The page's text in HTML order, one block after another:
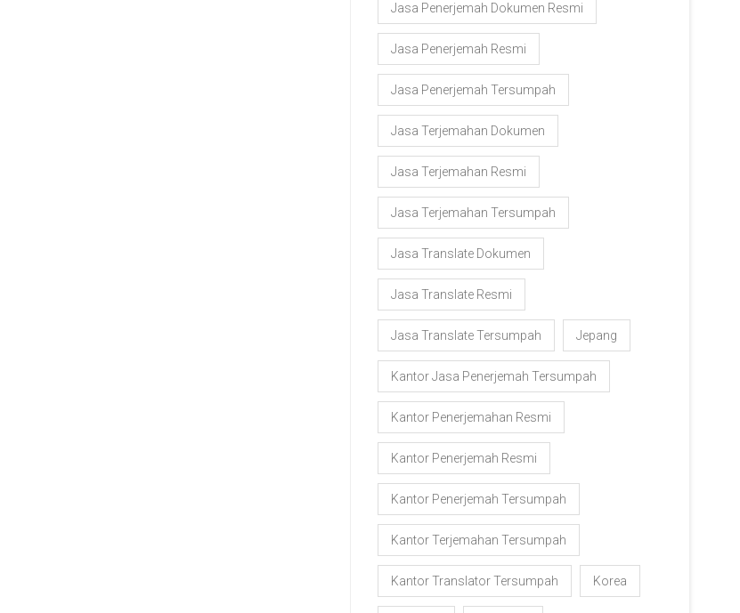
Jasa Penerjemah Dokumen Resmi
Jasa Penerjemah Resmi
Jasa Penerjemah Tersumpah
Jasa Terjemahan Dokumen
Jasa Terjemahan Resmi
Jasa Terjemahan Tersumpah
Jasa Translate Dokumen
Jasa Translate Resmi
Jasa Translate Tersumpah Jepang
Kantor Jasa Penerjemah Tersumpah
Kantor Penerjemahan Resmi
Kantor Penerjemah Resmi
Kantor Penerjemah Tersumpah
Kantor Terjemahan Tersumpah
Kantor Translator Tersumpah Korea